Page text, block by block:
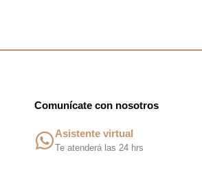
Comunícate con nosotros
Asistente virtual
Te atenderá las 24 hrs